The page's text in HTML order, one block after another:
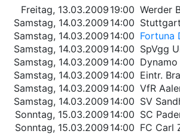
Freitag, 13.03.2009 19:00 Werder
Samstag, 14.03.2009 14:00
Samstag, 14.03.2009 14:00 Fortuna
Samstag, 14.03.2009 14:00 SpVgg
Samstag, 14.03.2009 14:00
Samstag, 14.03.2009 14:00 Eintr.
Samstag, 14.03.2009 14:00 VfR
Samstag, 14.03.2009 14:00 SV
Sonntag, 15.03.2009 14:00 SC
Sonntag, 15.03.2009 14:00 FC Carl